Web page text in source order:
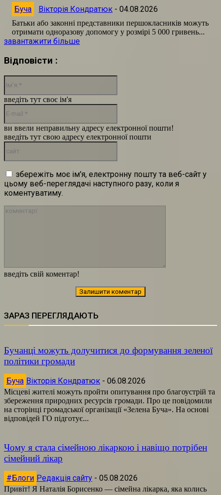
Буча Вікторія Кондратюк - 04.08.2026
Батьки або законні представники першокласників можуть
отримати одноразову допомогу у розмірі 5 000 гривень...
завантажити більше
Відповісти :
введіть свій коментар!
введіть тут своє ім'я
ви ввели неправильну адресу електронної пошти!
введіть тут свою адресу електронної пошти
збережіть моє ім'я, електронну пошту та веб-сайт у
цьому веб-переглядачі наступного разу, коли я
коментуватиму.
ЗАРАЗ ПЕРЕГЛЯДАЮТЬ
Бучанці можуть долучитися до формування зеленої
політики громади
Буча Вікторія Кондратюк - 06.08.2026
Місцеві жителі можуть пройти опитування про благоустрій та
збереження природних ресурсів громади. Про це повідомили
на сторінці громадської організації «Зелена Буча». На основі
відповідей ГО підготує...
Чому я стала сімейною лікаркою і навіщо потрібен
сімейний лікар
#Блоги Редакція сайту - 05.08.2026
Привіт! Я Наталія Борисенко — сімейна лікарка, яка колись